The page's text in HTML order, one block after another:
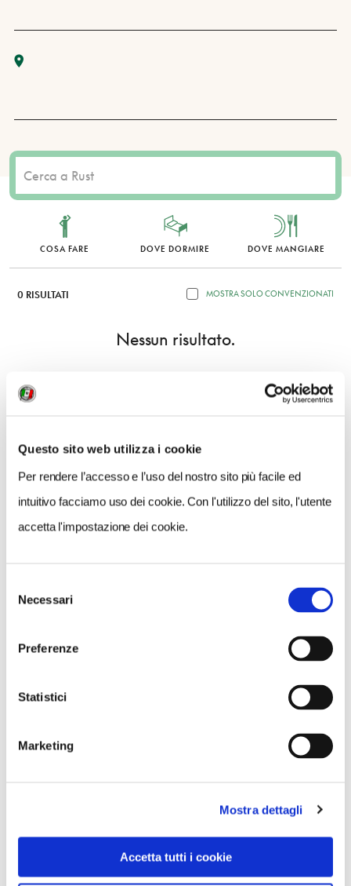
Questo sito web utilizza i cookie
Per rendere l’accesso e l’uso del nostro sito più facile ed
intuitivo facciamo uso dei cookie. Con l'utilizzo del sito, l'utente
accetta l'impostazione dei cookie.
delNecessari
Preferenze
Statistici
Marketing
Mostra dettagli
Accetta tutti i cookie
COSA FARE DOVE DORMIRE DOVE MANGIARE
0 RISULTATI MOSTRA SOLO CONVENZIONATI
Nessun risultato.